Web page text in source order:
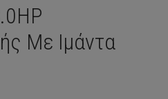
Με Ιμάντα